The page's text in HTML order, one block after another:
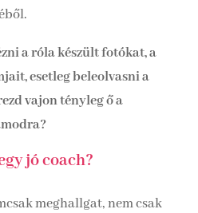
a róla készült fotókat, a
esetleg beleolvasni a
vajon tényleg ő a
jó coach?
meghallgat, nem csak